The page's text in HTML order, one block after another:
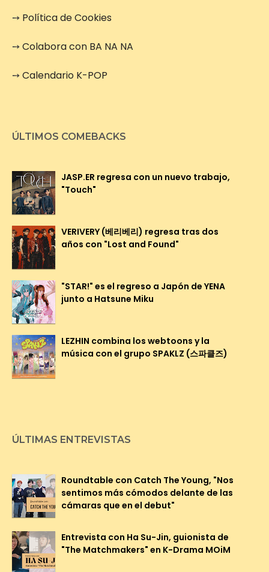
➙ Política de Cookies
➙Colabora con BA NA NA
➙Calendario K-POP
ÚLTIMOS COMEBACKS
JASP.ER regresa con un nuevo trabajo,
"Touch"
VERIVERY (베리베리) regresa tras dos
años con "Lost and Found"
"STAR!" es el regreso a Japón de YENA
junto a Hatsune Miku
LEZHIN combina los webtoons y la
música con el grupo SPAKLZ (스파클즈)
ÚLTIMAS ENTREVISTAS
Roundtable con Catch The Young, "Nos
sentimos más cómodos delante de las
cámaras que en el debut"
Entrevista con Ha Su-Jin, guionista de
"The Matchmakers" en K-Drama MOiM